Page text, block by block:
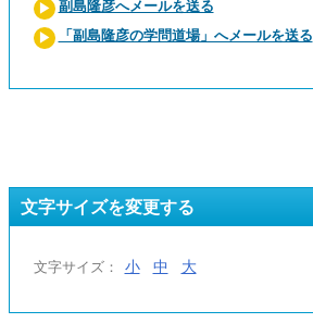
副島隆彦へメールを送る
「副島隆彦の学問道場」へメールを送る
文字サイズを変更する
文字サイズ： 小 中 大